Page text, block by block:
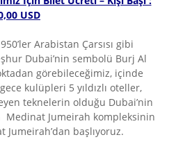
USD
Arabistan Çarsısı gibi
Dubai’nin sembolü Burj Al
görebileceğimiz, içinde
kulüpleri 5 yıldızlı oteller,
teknelerin olduğu Dubai’nin
Medinat Jumeirah kompleksinin
Jumeirah’dan başlıyoruz.